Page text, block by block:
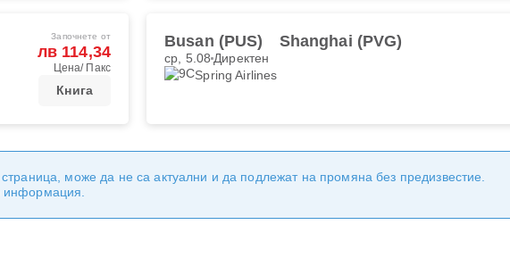
Започнете от
лв 114,34
Цена/ Пакс
Книга
Busan (PUS) Shanghai (PVG)
ср, 5.08 Директен
Spring Airlines
може да не са актуални и да подлежат на промяна без предизвестие.
информация.